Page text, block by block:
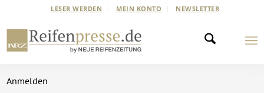
LESER WERDEN MEIN KONTO NEWSLETTER
Anmelden